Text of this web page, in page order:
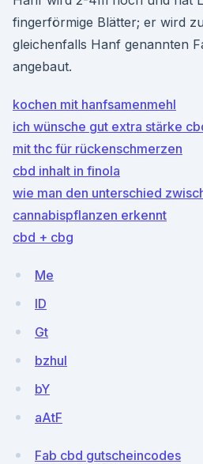
fingerförmige Blätter; er wird
gleichenfalls Hanf genannten
angebaut.
kochen mit hanfsamenmehl
ich wünsche gut extra stärke
mit thc für rückenschmerzen
cbd inhalt in finola
wie man den unterschied
cannabispflanzen erkennt
cbd + cbg
Me
lD
Gt
bzhuI
bY
aAtF
Fab cbd gutscheincodes